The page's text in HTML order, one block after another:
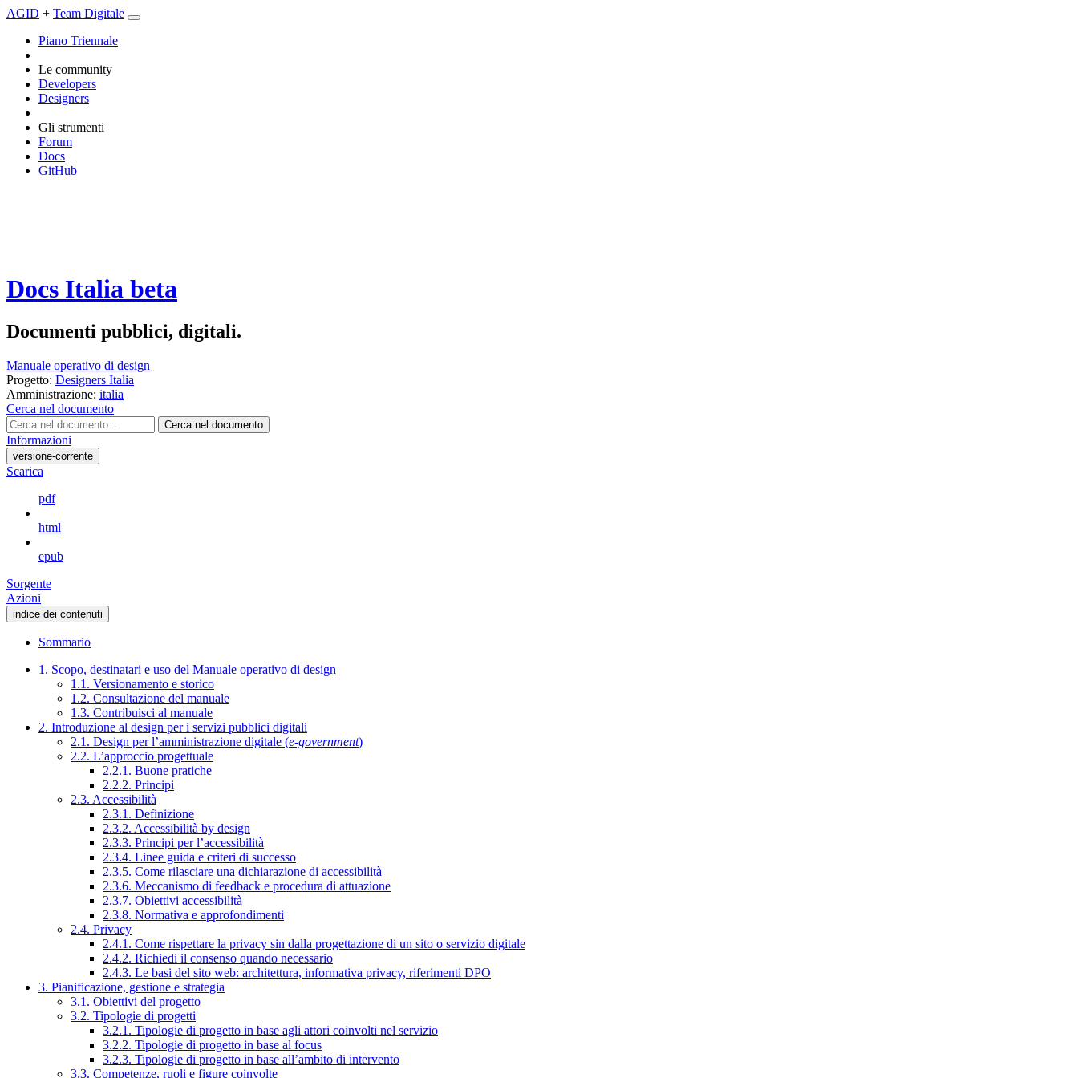
AGID + Team Digitale
Piano Triennale
Le community
Developers
Designers
Gli strumenti
Forum
Docs
GitHub
Docs Italia beta
Documenti pubblici, digitali.
Manuale operativo di design
Progetto: Designers Italia
Amministrazione: italia
Cerca nel documento
Cerca nel documento
Informazioni
versione-corrente
Scarica
pdf
html
epub
Sorgente
Azioni
indice dei contenuti
Sommario
1. Scopo, destinatari e uso del Manuale operativo di design
1.1. Versionamento e storico
1.2. Consultazione del manuale
1.3. Contribuisci al manuale
2. Introduzione al design per i servizi pubblici digitali
2.1. Design per l’amministrazione digitale (e-government)
2.2. L’approccio progettuale
2.2.1. Buone pratiche
2.2.2. Principi
2.3. Accessibilità
2.3.1. Definizione
2.3.2. Accessibilità by design
2.3.3. Principi per l’accessibilità
2.3.4. Linee guida e criteri di successo
2.3.5. Come rilasciare una dichiarazione di accessibilità
2.3.6. Meccanismo di feedback e procedura di attuazione
2.3.7. Obiettivi accessibilità
2.3.8. Normativa e approfondimenti
2.4. Privacy
2.4.1. Come rispettare la privacy sin dalla progettazione di un sito o servizio digitale
2.4.2. Richiedi il consenso quando necessario
2.4.3. Le basi del sito web: architettura, informativa privacy, riferimenti DPO
3. Pianificazione, gestione e strategia
3.1. Obiettivi del progetto
3.2. Tipologie di progetti
3.2.1. Tipologie di progetto in base agli attori coinvolti nel servizio
3.2.2. Tipologie di progetto in base al focus
3.2.3. Tipologie di progetto in base all’ambito di intervento
3.3. Competenze, ruoli e figure coinvolte